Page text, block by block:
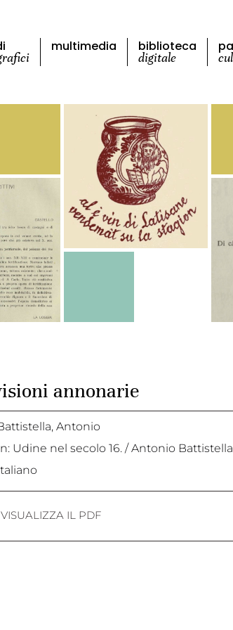
multimedia biblioteca
digitale
annonarie
Antonio
Udine nel secolo 16. / Antonio
VISUALIZZA IL PDF